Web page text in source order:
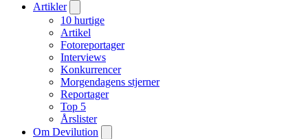
Artikler
10 hurtige
Artikel
Fotoreportager
Interviews
Konkurrencer
Morgendagens stjerner
Reportager
Top 5
Årslister
Om Devilution